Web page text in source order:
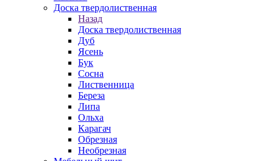
Доска твердолиственная
Назад
Доска твердолиственная
Дуб
Ясень
Бук
Сосна
Лиственница
Береза
Липа
Ольха
Карагач
Обрезная
Необрезная